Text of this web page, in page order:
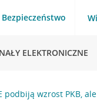
Bezpieczeństwo
ELEKTRONICZNE
podbiją wzrost PKB,